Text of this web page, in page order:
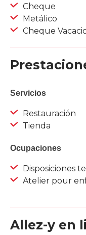
Cheque
Metálico
Cheque
Servicios
Restauración
Tienda
Ocupaciones
Disposiciones
Atelier pour
Allez-y en